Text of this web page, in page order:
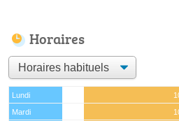
Horaires
Lundi
Mardi